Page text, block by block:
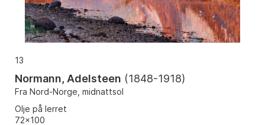
13
Normann, Adelsteen (1848-1918)
Fra Nord-Norge, midnattsol
Olje på lerret
72x100